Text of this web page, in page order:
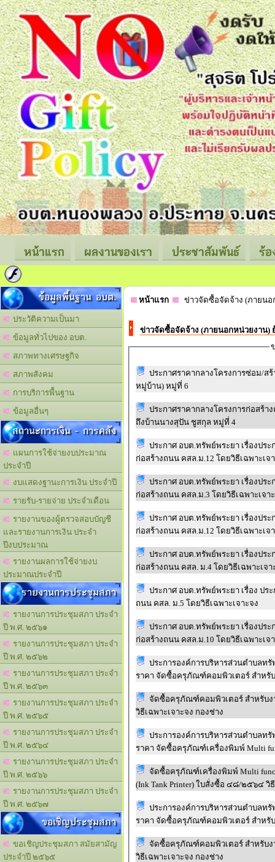
หน้าแรก ผลงานของเรา ประชาสัมพันธ์ ร้
ข้อมูลพื้นฐาน อบต.
ประวัติความเป็นมา
ข้อมูลทั่วไปของ อบต.
สภาพทางเศรษฐกิจ
สภาพสังคม
การบริการพื้นฐาน
ข้อมูลอื่นๆ
สถานะการเงิน - การคลัง
แผนการใช้จ่ายงบประมาณ
ประจำปี
งบแสดงฐานะการเงิน ประจำปี
รายรับ-รายจ่าย ประจำเดือน
รายงานของผู้ตรวจสอบบัญชี
และรายงานการเงิน ประจำ
ปีงบประมาณ
รายงานผลการใช้จ่ายงบ
ประมาณประจำปี
รายงานการประชุมสภา
รายงานการประชุมสภา ประจำ
ปี พ.ศ. ๒๕๖๑
รายงานการประชุมสภา ประจำ
ปี พ.ศ. ๒๕๖๒
รายงานการประชุมสภา ประจำ
ปี พ.ศ. ๒๕๖๓
รายงานการประชุมสภา ประจำ
ปี พ.ศ. ๒๕๖๕
รายงานการประชุมสภา ประจำ
ปี พ.ศ. ๒๕๖๔
รายงานการประชุมสภา ประจำ
ปี พ.ศ. ๒๕๖๖
รายงานการประชุมสภา ประจำ
ปี พ.ศ. ๒๕๖๗
ขอเชิญประชุมสภา
ขอเชิญประชุมสภา สมัยสามัญ
ประจำปี ๒๕๖๕
หน้าแรก ข่าวจัดซื้อจัดจ้าง (ภายน
ข่าวจัดซื้อจัดจ้าง (ภายนอกหน่วยงาน)
ประกาศราคากลางโครงการซ่อม/
หมู่บ้าน) หมู่ที่ 6
ประกาศราคากลางโครงการก่อสร้
ถึงบ้านนางสุปัน ชูสกุล หมู่ที่ 4
ประกาศ อบต.ทรัพย์พระยา เรื่องปร
ก่อสร้างถนน คสล.ม.12 โดยวิธีเฉพาะเจ
ประกาศ อบต.ทรัพย์พระยา เรื่องปร
ก่อสร้างถนน คสล.ม.3 โดยวิธีเฉพาะเจา
ประกาศ อบต.ทรัพย์พระยา เรื่องปร
ก่อสร้างถนน คสล.ม.12 โดยวิธีเฉพาะเจ
ประกาศ อบต.ทรัพย์พระยา เรื่องปร
ก่อสร้างถนน คสล. ม.4 โดยวิธีเฉพาะเจา
ประกาศ อบต.ทรัพย์พระยา เรื่อง ปร
ถนน คสล. ม.5 โดยวิธีเฉพาะเจาะจง
ประกาศ อบต.ทรัพย์พระยา เรื่องปร
ก่อสร้างถนน คสล.ม.10 โดยวิธีเฉพาะเจ
ประการองค์การบริหารส่วนตำบลทรั
ราคา จัดซื้อครุภัณฑ์คอมพิวเตอร์ สำหรั
จัดซื้อครุภัณฑ์คอมพิวเตอร์ สำหรับ
วิธีเฉพาะเจาะจง กองช่าง
ประการองค์การบริหารส่วนตำบลทรั
ราคา จัดซื้อครุภัณฑ์เครื่องพิมพ์ Multi
จัดซื้อครุภัณฑ์เครื่องพิมพ์ Multi
(Ink Tank Printer) ใบสั่งซื้อ ๔๘/๒๕๖๔ วิธี
ประการองค์การบริหารส่วนตำบลทรั
ราคา จัดซื้อครุภัณฑ์คอมพิวเตอร์ สำหรั
จัดซื้อครุภัณฑ์คอมพิวเตอร์ สำหรับ
วิธีเฉพาะเจาะจง กองช่าง